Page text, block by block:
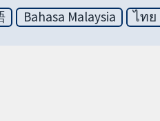
Bahasa Malaysia ไทย